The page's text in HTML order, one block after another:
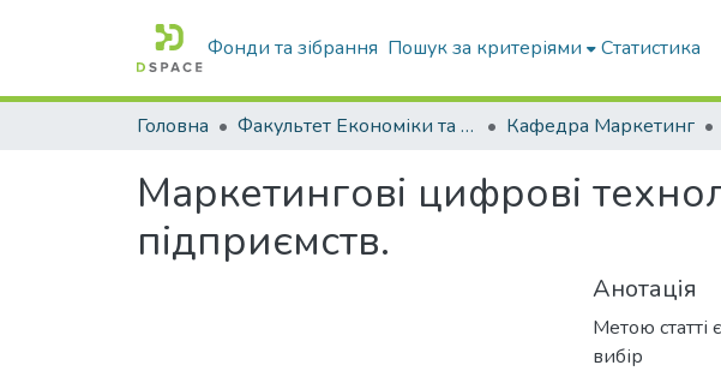
Фонди та зібрання Пошук за критеріями Статистика
Головна Факультет Економіки та бізнесу Кафедра Маркетинг
Маркетингові цифрові
підприємств.
Анотація
Метою статті
вибір